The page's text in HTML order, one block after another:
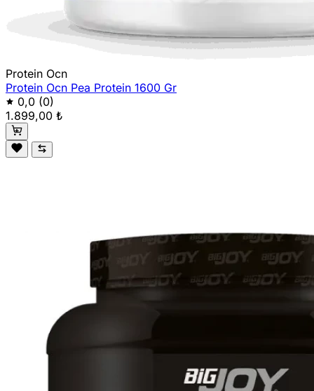
Protein Ocn
Protein Ocn Pea Protein 1600 Gr
0,0 (0)
1.899,00 ₺